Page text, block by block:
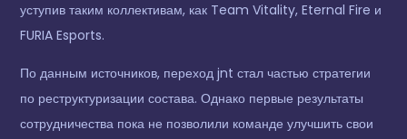
уступив таким коллективам, как Team Vitality, Eternal Fire и
FURIA Esports.
По данным источников, переход jnt стал частью стратегии
по реструктуризации состава. Однако первые результаты
сотрудничества пока не позволили команде улучшить свои